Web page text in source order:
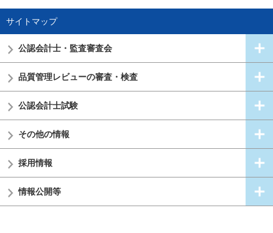
サイトマップ
公認会計士・ 監査審査会
品質管理レビューの審査・検査
公認会計士試験
その他の情報
採用情報
情報公開等